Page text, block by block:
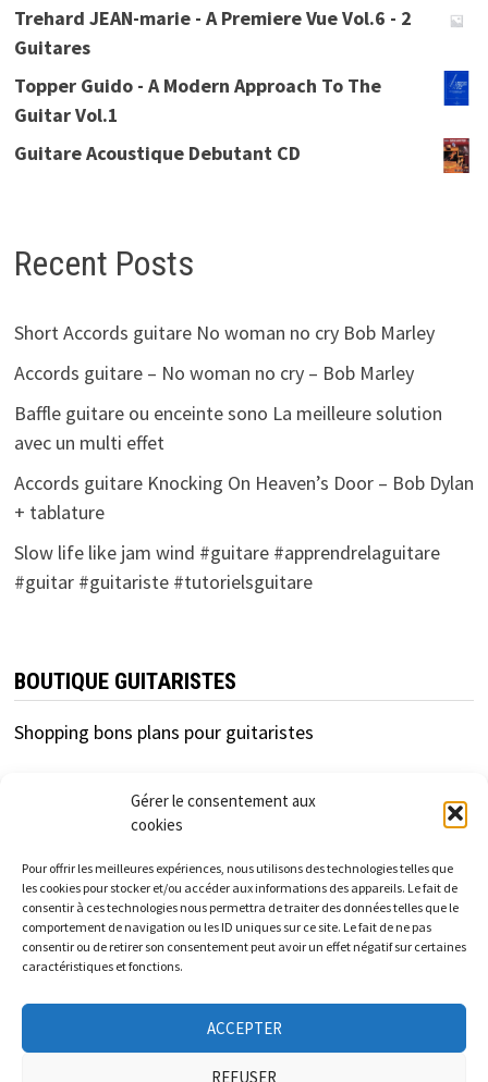
Gérer le consentement aux
cookies
Pour offrir les meilleures expériences, nous utilisons des technologies telles que
les cookies pour stocker et/ou accéder aux informations des appareils. Le fait de
consentir à ces technologies nous permettra de traiter des données telles que le
comportement de navigation ou les ID uniques sur ce site. Le fait de ne pas
consentir ou de retirer son consentement peut avoir un effet négatif sur certaines
caractéristiques et fonctions.
ACCEPTER
REFUSER
Trehard JEAN-marie - A Premiere Vue Vol.6 - 2
Guitares
Topper Guido - A Modern Approach To The
Guitar Vol.1
Guitare Acoustique Debutant CD
Recent Posts
Short Accords guitare No woman no cry Bob Marley
Accords guitare – No woman no cry – Bob Marley
Baffle guitare ou enceinte sono La meilleure solution
avec un multi effet
Accords guitare Knocking On Heaven’s Door – Bob Dylan
+ tablature
Slow life like jam wind #guitare #apprendrelaguitare
#guitar #guitariste #tutorielsguitare
BOUTIQUE GUITARISTES
Shopping bons plans pour guitaristes
cfc-distribution.com est un site d'information
indépendant des enseignes et marques présentées.
Les informations et tarifs donnés sur ce site sont à titre
informatif et indicatif et non contractuels.